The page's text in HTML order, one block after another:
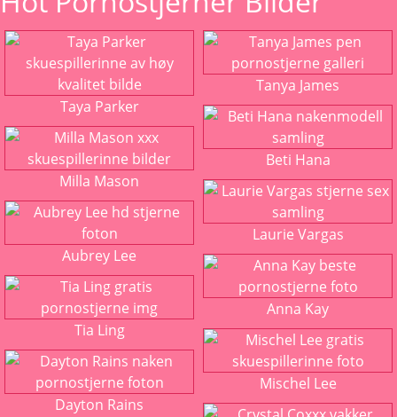
Taya Parker
Milla Mason
Aubrey Lee
Tia Ling
Dayton Rains
Tanya James
Beti Hana
Laurie Vargas
Anna Kay
Mischel Lee